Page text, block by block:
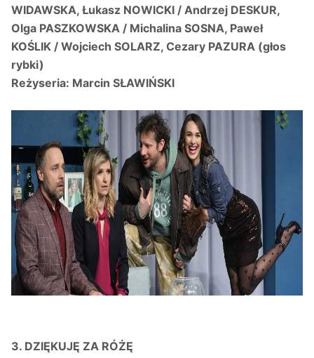
WIDAWSKA, Łukasz NOWICKI / Andrzej DESKUR,
Olga PASZKOWSKA / Michalina SOSNA, Paweł
KOŚLIK / Wojciech SOLARZ, Cezary PAZURA (głos
rybki)
Reżyseria: Marcin SŁAWIŃSKI
3. DZIĘKUJĘ ZA RÓŻĘ